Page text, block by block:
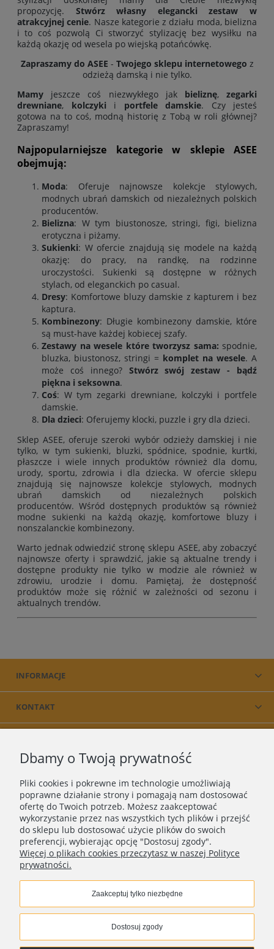
propozycję. Stwórz własny elegancki zestaw w
atrakcyjnej cenie. Nasze kategorie z działu moda, bielizna
i to coś pozwolą Ci stworzyć stylizację bez wysiłku na
każdą okazję od wesela po wiejską potańcówkę.
Zapraszamy do ASEE - Twojego sklepu internetowego z
odzieżą damską i nie tylko.
Mamy jeszcze coś niezwykłego jak bieliznę,zegarki
drewniane, kolczyki i portfele damskie. Czy jesteś
gotowa na to coś, modną historię z Tobą w roli głównej?
Zapraszamy!
Najpopularniejsze kategorie w sklepie ASEE
obejmują:
Moda: Oferuje najnowsze kolekcje stylowych,
modnych ubrań damskich od niezależnych polskich
producentów.
Bielizna: W tym biustonosze, stringi, figi, bielizna
erotyczna i piżamy.
Sukienki: W ofercie znajdują się modele na każdą
okazję: do pracy, na randkę, na rodzinne
uroczystości. Sukienki są dostępne w różnych
stylach, od eleganckich po casual.
Dresy: Komfortowe bluzy damskie z kapturem i bez
kaptura.
Kombinezony: Długie kombinezony damskie, które
są must-have każdej kobiecej szafy.
Zestawy na wesele które tworzysz sama: spodnie,
bluzka, biustonosz, stringi = komplet na wesele. A
może coś innego? Stwórz swój zestaw - bądź
piękna i seksowna.
Coś: W tym zegarki drewniane, kolczyki i portfele
damskie.
Dla dzieci: Oferujemy klocki, puzzle i gry dla dzieci.
Sklep ASEE, oferuje szeroki wybór odzieży damskiej i nie
tylko, w tym sukienki, bluzki, spódnice, spodnie, kurtki,
płaszcze i wiele innych produktów również dla domu,
urody, sportu, zdrowia i dla dziecka. W ofercie sklepu
znajdują się najnowsze kolekcje stylowych, modnych
ubrań damskich od niezależnych polskich
producentów. Wśród dostępnych produktów są również
modne sukienki na każdą okazję, komfortowe bluzy i
nonszalanckie kombinezony.
Warto jednak odwiedzić stronę sklepu ASEE, aby zobaczyć
najnowsze oferty i sprawdzić, jakie są aktualne trendy i
dostępne produkty nie tylko w modzie ale również w
zdrowiu, urodzie i domu. Pamiętaj, że dostępność
produktów może się różnić w zależności od sezonu i
aktualnych trendów.
INFORMACJE
KONTAKT
| Wszelkie prawa
zastrzeżone
Dbamy o Twoją prywatność
Pliki cookies i pokrewne im technologie umożliwiają
poprawne działanie strony i pomagają nam dostosować
ofertę do Twoich potrzeb. Możesz zaakceptować
wykorzystanie przez nas wszystkich tych plików i przejść
do sklepu lub dostosować użycie plików do swoich
preferencji, wybierając opcję "Dostosuj zgody".
Więcej o plikach cookies przeczytasz w naszej Polityce
prywatności.
Zaakceptuj tylko niezbędne
Dostosuj zgody